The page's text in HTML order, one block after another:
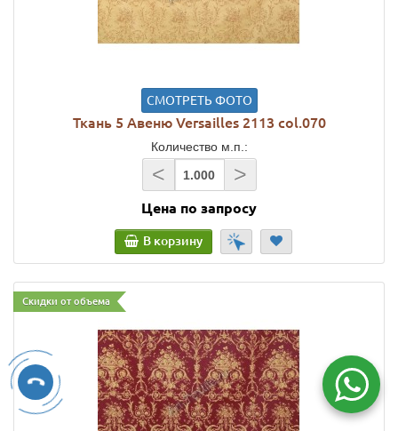
СМОТРЕТЬ ФОТО
Ткань 5 Авеню Versailles 2113 col.070
Количество м.п.:
< >
Цена по запросу
В корзину
Скидки от объема